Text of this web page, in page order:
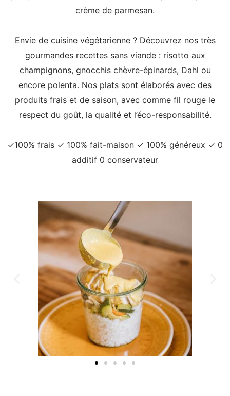
crème de parmesan.
Envie de cuisine végétarienne ? Découvrez nos très
gourmandes recettes sans viande : risotto aux
champignons, gnocchis chèvre-épinards, Dahl ou
encore polenta. Nos plats sont élaborés avec des
produits frais et de saison, avec comme fil rouge le
respect du goût, la qualité et l’éco-responsabilité.
✓100% frais ✓ 100% fait-maison ✓ 100% généreux ✓ 0
additif 0 conservateur